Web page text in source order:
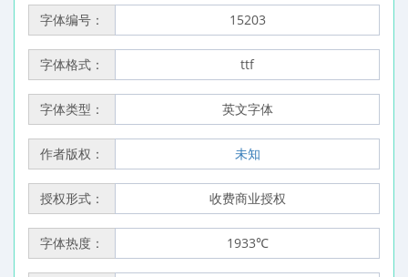
字体编号： 15203
字体格式： ttf
字体类型： 英文字体
作者版权： 未知
授权形式： 收费商业授权
字体热度： 1933℃